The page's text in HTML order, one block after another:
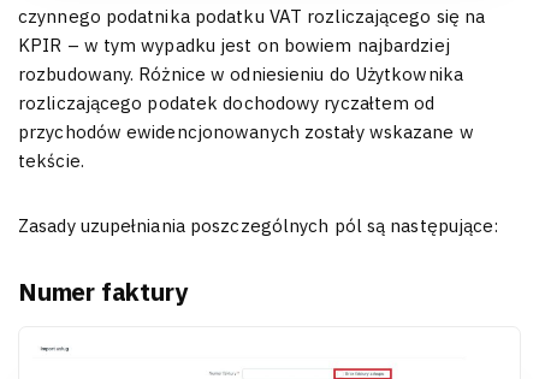
czynnego podatnika podatku VAT rozliczającego się na
KPIR – w tym wypadku jest on bowiem najbardziej
rozbudowany. Różnice w odniesieniu do Użytkownika
rozliczającego podatek dochodowy ryczałtem od
przychodów ewidencjonowanych zostały wskazane w
tekście.
Zasady uzupełniania poszczególnych pól są następujące:
Numer faktury